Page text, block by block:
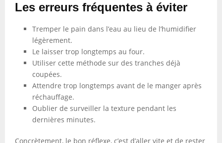
Les erreurs fréquentes à éviter
Tremper le pain dans l’eau au lieu de l’humidifier
légèrement.
Le laisser trop longtemps au four.
Utiliser cette méthode sur des tranches déjà
coupées.
Attendre trop longtemps avant de le manger après
réchauffage.
Oublier de surveiller la texture pendant les
dernières minutes.
Concrètement, le bon réflexe, c’est d’aller vite et de rester